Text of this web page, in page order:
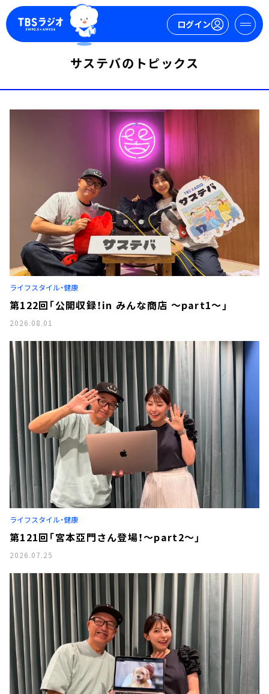
ログイン
今日の番組表
週間番組表
トピックス
TBS Podcast
お知らせ
イベント・グッズ
YouTube
会社情報
サステバのトピックス
ライフスタイル・健康
第122回「公開収録！in みんな商店 ～part1～」
2026.08.01
ライフスタイル・健康
第121回「宮本亞門さん登場！～part2～」
2026.07.25